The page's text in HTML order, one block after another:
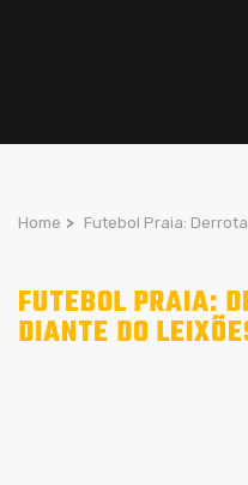
Home > Futebol Praia:
FUTEBOL PRAIA:
DIANTE DO